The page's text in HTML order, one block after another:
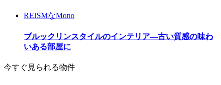
REISMなMono
ブルックリンスタイルのインテリア―古い質感の味わ
いある部屋に
今すぐ見られる物件